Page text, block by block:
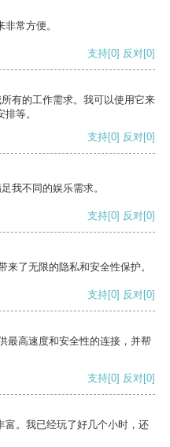
常方便。
支持[0] 反对[0]
有的工作需求。我可以使用它来
等。
支持[0] 反对[0]
我不同的娱乐需求。
支持[0] 反对[0]
了无限的隐私和安全性保护。
支持[0] 反对[0]
最高速度和安全性的连接，并帮
支持[0] 反对[0]
富。我已经玩了好几个小时，还